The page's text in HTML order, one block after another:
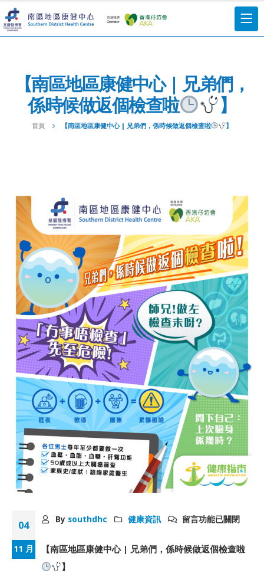
【南區地區康健中心 | 兄弟們，
係時候做返個檢查啦
】
首頁 【南區地區康健中心 | 兄弟們，係時候做返個檢查啦 】
04
11 月
By southdhc 健康資訊 留言功能已關閉
【南區地區康健中心 | 兄弟們，係時候做返個檢查啦
】